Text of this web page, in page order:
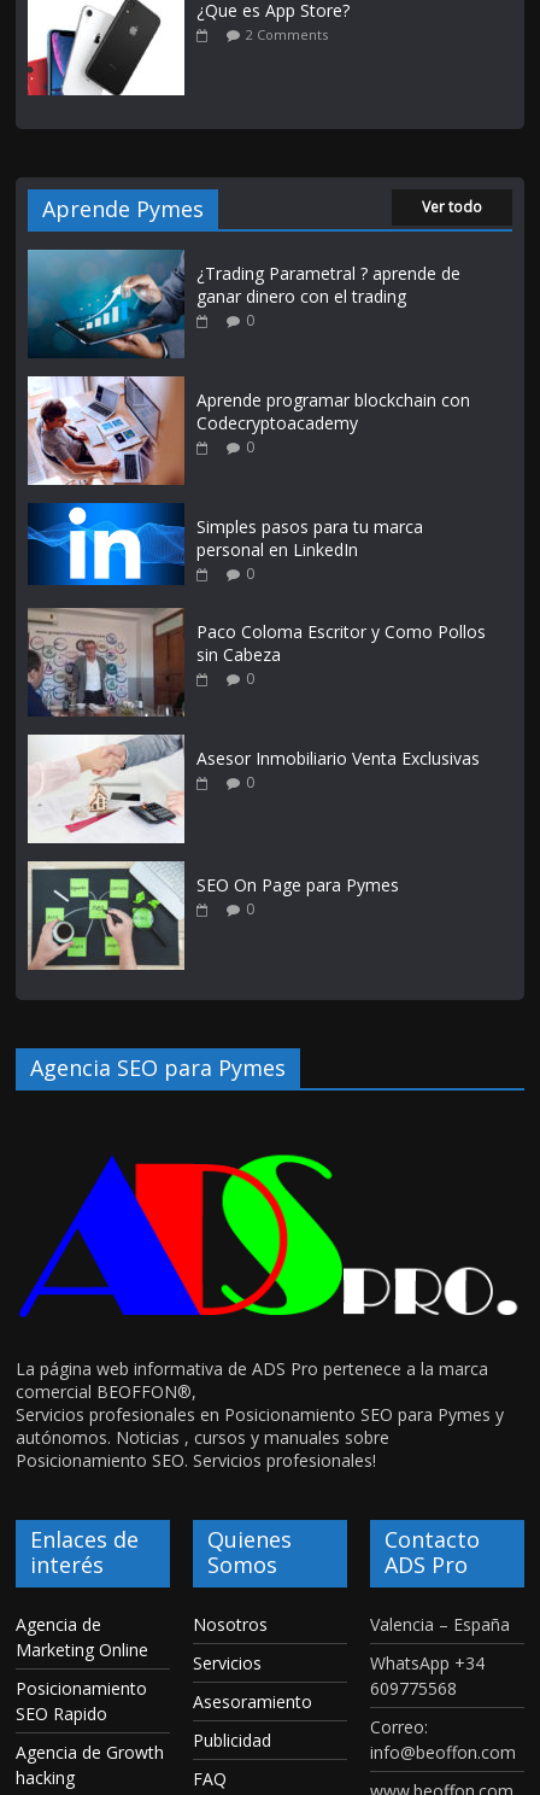
¿Que es App Store?
2 Comments
Aprende Pymes Ver todo
¿Trading Parametral ? aprende de
ganar dinero con el trading
0
Aprende programar blockchain con
Codecryptoacademy
0
Simples pasos para tu marca
personal en LinkedIn
0
Paco Coloma Escritor y Como Pollos
sin Cabeza
0
Asesor Inmobiliario Venta Exclusivas
0
SEO On Page para Pymes
0
Agencia SEO para Pymes
La página web informativa de ADS Pro pertenece a la marca
comercial BEOFFON®,
Servicios profesionales en Posicionamiento SEO para Pymes y
autónomos. Noticias , cursos y manuales sobre
Posicionamiento SEO. Servicios profesionales!
Enlaces de
interés
Agencia de
Marketing Online
Posicionamiento
SEO Rapido
Agencia de Growth
hacking
Quienes
Somos
Nosotros
Servicios
Asesoramiento
Publicidad
FAQ
Contacto
ADS Pro
Valencia – España
WhatsApp +34
609775568
Correo:
info@beoffon.com
www.beoffon.com